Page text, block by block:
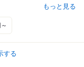
もっと見る
する